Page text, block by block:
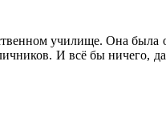
училище. Она была
И всё бы ничего,